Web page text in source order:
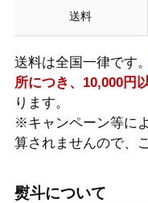
送料
送料は全国一律です。
所につき、10,000円
ります。
※キャンペーン等に
算されませんので、
熨斗について